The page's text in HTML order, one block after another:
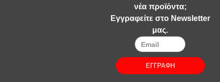
νέα προϊόντα;
Εγγραφείτε στο Newsletter
μας.
ΕΓΓΡΑΦΗ